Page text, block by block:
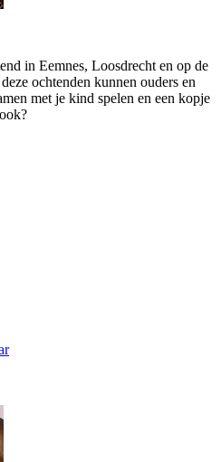
in Eemnes, Loosdrecht en op de
ochtenden kunnen ouders en
met je kind spelen en een kopje